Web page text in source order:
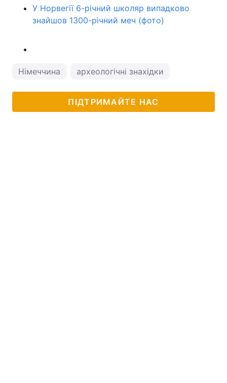
У Норвегії 6-річний школяр випадково
знайшов 1300-річний меч (фото)
Німеччина археологічні знахідки
ПІДТРИМАЙТЕ НАС